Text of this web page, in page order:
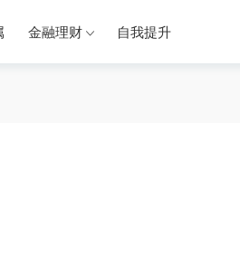
金融理财 自我提升